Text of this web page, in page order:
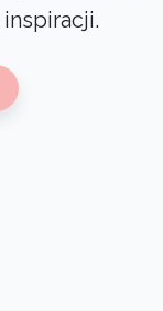
inspiracji.